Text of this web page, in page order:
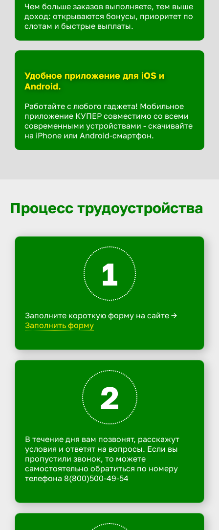
Чем больше заказов выполняете, тем выше
доход: открываются бонусы, приоритет по
слотам и быстрые выплаты.
Удобное приложение для iOS и
Android.
Работайте с любого гаджета! Мобильное
приложение КУПЕР совместимо со всеми
современными устройствами - скачивайте
на iPhone или Android-смартфон.
Процесс трудоустройства
1
Заполните короткую форму на сайте ->
Заполнить форму
2
В течение дня вам позвонят, расскажут
условия и ответят на вопросы. Если вы
пропустили звонок, то можете
самостоятельно обратиться по номеру
телефона 8(800)500-49-54